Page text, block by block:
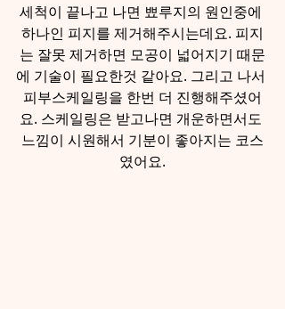
세척이 끝나고 나면 뾰루지의 원인중에
하나인 피지를 제거해주시는데요. 피지
는 잘못 제거하면 모공이 넓어지기 때문
에 기술이 필요한것 같아요. 그리고 나서
피부스케일링을 한번 더 진행해주셨어
요. 스케일링은 받고나면 개운하면서도
느낌이 시원해서 기분이 좋아지는 코스
였어요.